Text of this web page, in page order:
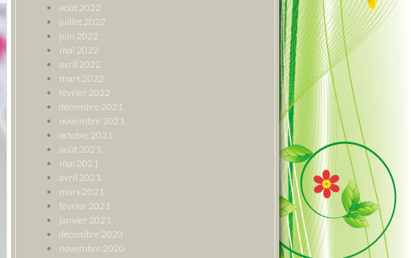
août 2022
juillet 2022
juin 2022
mai 2022
avril 2022
mars 2022
février 2022
décembre 2021
novembre 2021
octobre 2021
août 2021
mai 2021
avril 2021
mars 2021
février 2021
janvier 2021
décembre 2020
novembre 2020